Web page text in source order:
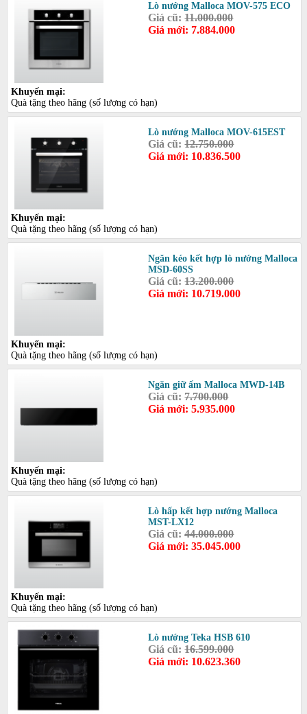
Lò nướng Malloca MOV-575 ECO
Giá cũ:11.000.000
Giá mới: 7.884.000
Khuyến mại:
Quà tặng theo hãng (số lượng có hạn)
Lò nướng Malloca MOV-615EST
Giá cũ:12.750.000
Giá mới: 10.836.500
Khuyến mại:
Quà tặng theo hãng (số lượng có hạn)
Ngăn kéo kết hợp lò nướng Malloca
MSD-60SS
Giá cũ:13.200.000
Giá mới: 10.719.000
Khuyến mại:
Quà tặng theo hãng (số lượng có hạn)
Ngăn giữ ấm Malloca MWD-14B
Giá cũ:7.700.000
Giá mới: 5.935.000
Khuyến mại:
Quà tặng theo hãng (số lượng có hạn)
Lò hấp kết hợp nướng Malloca
MST-LX12
Giá cũ:44.000.000
Giá mới: 35.045.000
Khuyến mại:
Quà tặng theo hãng (số lượng có hạn)
Lò nướng Teka HSB 610
Giá cũ:16.599.000
Giá mới: 10.623.360